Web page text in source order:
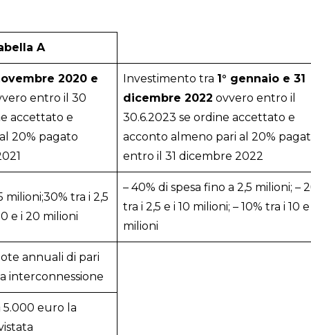
A
2020 e
entro il 30
accettato e
20% pagato
Investimento tra 1° gennaio e 31
dicembre 2022 ovvero entro il
30.6.2023 se ordine accettato e
acconto almeno pari al 20%
entro il 31 dicembre 2022
milioni;30% tra i 2,5
e i 20 milioni
– 40% di spesa fino a 2,5 milioni; –
tra i 2,5 e i 10 milioni; – 10% tra i 10
milioni
annuali di pari
interconnessione
5.000 euro la